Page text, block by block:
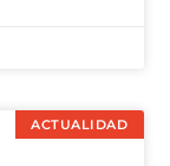
ACTUALIDAD